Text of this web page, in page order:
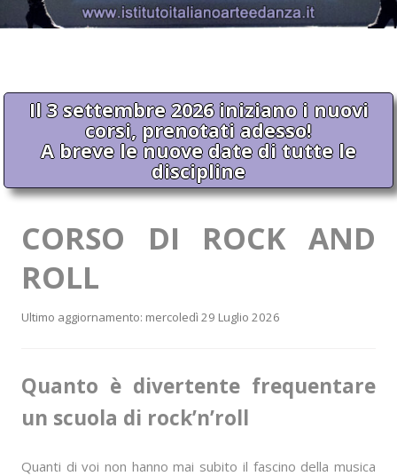
Il 3 settembre 2026 iniziano i nuovi
corsi, prenotati adesso!
A breve le nuove date di tutte le
discipline
CORSO DI ROCK AND
ROLL
Ultimo aggiornamento: mercoledì 29 Luglio 2026
Quanto è divertente frequentare
un scuola di rock’n’roll
Quanti di voi non hanno mai subito il fascino della musica